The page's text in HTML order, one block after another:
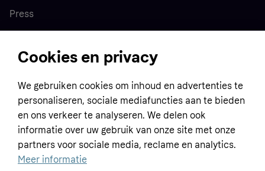
Press
Home
Customer service
Terms & conditions
Privacy policy
Tracking technology notice
Business
Sell with Klarna
Contact us
Global
Cookies en privacy
We gebruiken cookies om inhoud en advertenties te
personaliseren, sociale mediafuncties aan te bieden
en ons verkeer te analyseren. We delen ook
informatie over uw gebruik van onze site met onze
partners voor sociale media, reclame en analytics.
Meer informatie